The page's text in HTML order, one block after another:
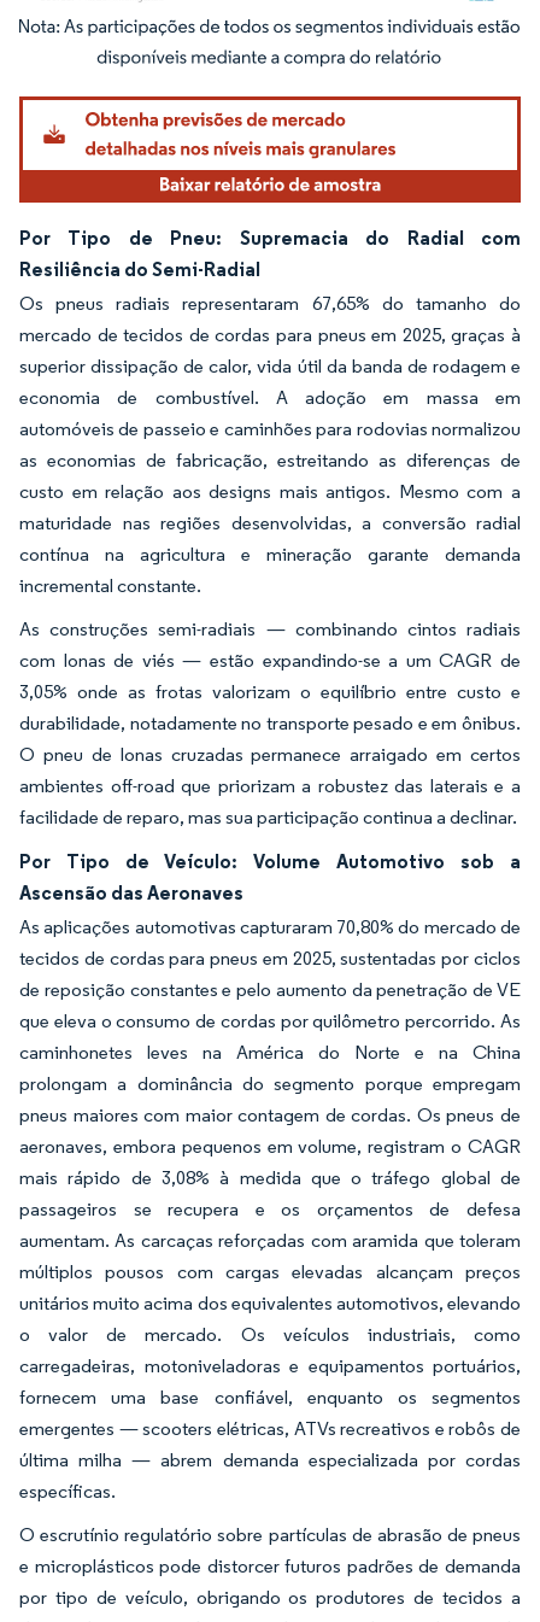
Imagem © Mordor Intelligence. O reuso requer atribuição conforme CC BY 4.0.
Por Tipo de Pneu: Supremacia do Radial com
Resiliência do Semi-Radial
Os pneus radiais representaram 67,65% do tamanho do
mercado de tecidos de cordas para pneus em 2025, graças à
superior dissipação de calor, vida útil da banda de rodagem e
economia de combustível. A adoção em massa em
automóveis de passeio e caminhões para rodovias normalizou
as economias de fabricação, estreitando as diferenças de
custo em relação aos designs mais antigos. Mesmo com a
maturidade nas regiões desenvolvidas, a conversão radial
contínua na agricultura e mineração garante demanda
incremental constante.
As construções semi-radiais — combinando cintos radiais
com lonas de viés — estão expandindo-se a um CAGR de
3,05% onde as frotas valorizam o equilíbrio entre custo e
durabilidade, notadamente no transporte pesado e em ônibus.
O pneu de lonas cruzadas permanece arraigado em certos
ambientes off-road que priorizam a robustez das laterais e a
facilidade de reparo, mas sua participação continua a declinar.
Por Tipo de Veículo: Volume Automotivo sob a
Ascensão das Aeronaves
As aplicações automotivas capturaram 70,80% do mercado de
tecidos de cordas para pneus em 2025, sustentadas por ciclos
de reposição constantes e pelo aumento da penetração de VE
que eleva o consumo de cordas por quilômetro percorrido. As
caminhonetes leves na América do Norte e na China
prolongam a dominância do segmento porque empregam
pneus maiores com maior contagem de cordas. Os pneus de
aeronaves, embora pequenos em volume, registram o CAGR
mais rápido de 3,08% à medida que o tráfego global de
passageiros se recupera e os orçamentos de defesa
aumentam. As carcaças reforçadas com aramida que toleram
múltiplos pousos com cargas elevadas alcançam preços
unitários muito acima dos equivalentes automotivos, elevando
o valor de mercado. Os veículos industriais, como
carregadeiras, motoniveladoras e equipamentos portuários,
fornecem uma base confiável, enquanto os segmentos
emergentes — scooters elétricas, ATVs recreativos e robôs de
última milha — abrem demanda especializada por cordas
específicas.
O escrutínio regulatório sobre partículas de abrasão de pneus
e microplásticos pode distorcer futuros padrões de demanda
por tipo de veículo, obrigando os produtores de tecidos a